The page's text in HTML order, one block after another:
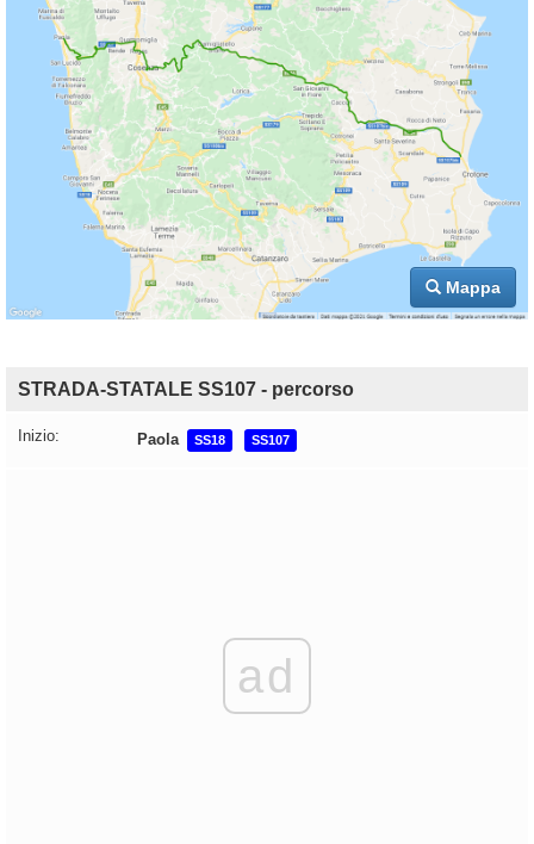
Mappa
STRADA-STATALE SS107 - percorso
Inizio: Paola SS18 SS107
ad